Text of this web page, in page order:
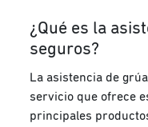
¿Qué es la
seguros?
La asistencia de
servicio que ofrece
principales